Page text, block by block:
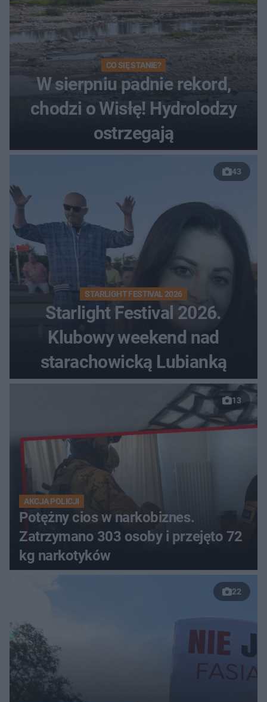
CO SIĘ STANIE?
W sierpniu padnie rekord,
chodzi o Wisłę! Hydrolodzy
ostrzegają
43
STARLIGHT FESTIVAL 2026
Starlight Festival 2026.
Klubowy weekend nad
starachowicką Lubianką
13
AKCJA POLICJI
Potężny cios w narkobiznes.
Zatrzymano 303 osoby i przejęto 72
kg narkotyków
22